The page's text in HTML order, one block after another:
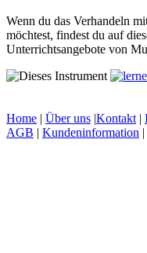
Wenn du das Verhandeln
möchtest, findest du auf
Unterrichtsangebote von
Home | Über uns |Kontakt |
AGB | Kundeninformation |